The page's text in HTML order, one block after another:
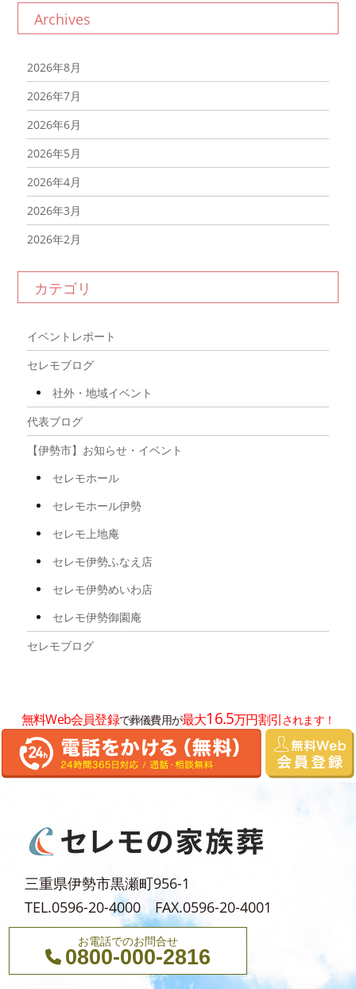
Archives
2026年8月
2026年7月
2026年6月
2026年5月
2026年4月
2026年3月
2026年2月
2025年12月
2025年10月
2025年8月
2025年7月
2025年2月
2025年1月
2024年12月
2024年8月
2024年7月
2024年6月
2024年4月
2024年1月
2023年12月
カテゴリ
イベントレポート
セレモブログ
社外・地域イベント
代表ブログ
【伊勢市】お知らせ・イベント
セレモホール
セレモホール伊勢
セレモ上地庵
セレモ伊勢ふなえ店
セレモ伊勢めいわ店
セレモ伊勢御園庵
セレモブログ
無料Web会員登録で葬儀費用が最大16.5万円割引されます！
三重県伊勢市黒瀬町956-1
TEL.0596-20-4000 FAX.0596-20-4001
お電話でのお問合せ
0800-000-2816